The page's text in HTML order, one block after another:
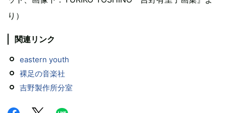
り）
関連リンク
eastern youth
裸足の音楽社
吉野製作所分室